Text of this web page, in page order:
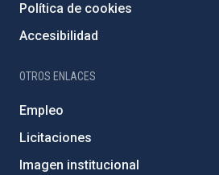
Política de cookies
Accesibilidad
OTROS ENLACES
Empleo
Licitaciones
Imagen institucional